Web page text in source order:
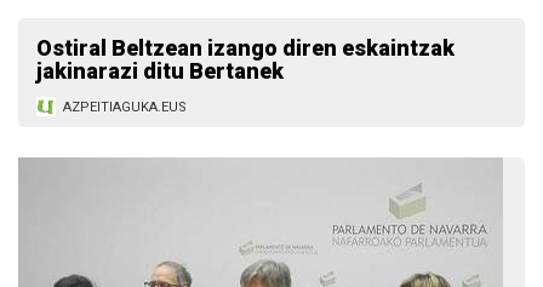
Ostiral Beltzean izango diren eskaintzak
jakinarazi ditu Bertanek
AZPEITIAGUKA.EUS